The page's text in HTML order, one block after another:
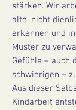
stärken. Wir
alte, nicht
erkennen und
Muster zu
Gefühle – auch
schwierigen –
Aus dieser
Kindarbeit